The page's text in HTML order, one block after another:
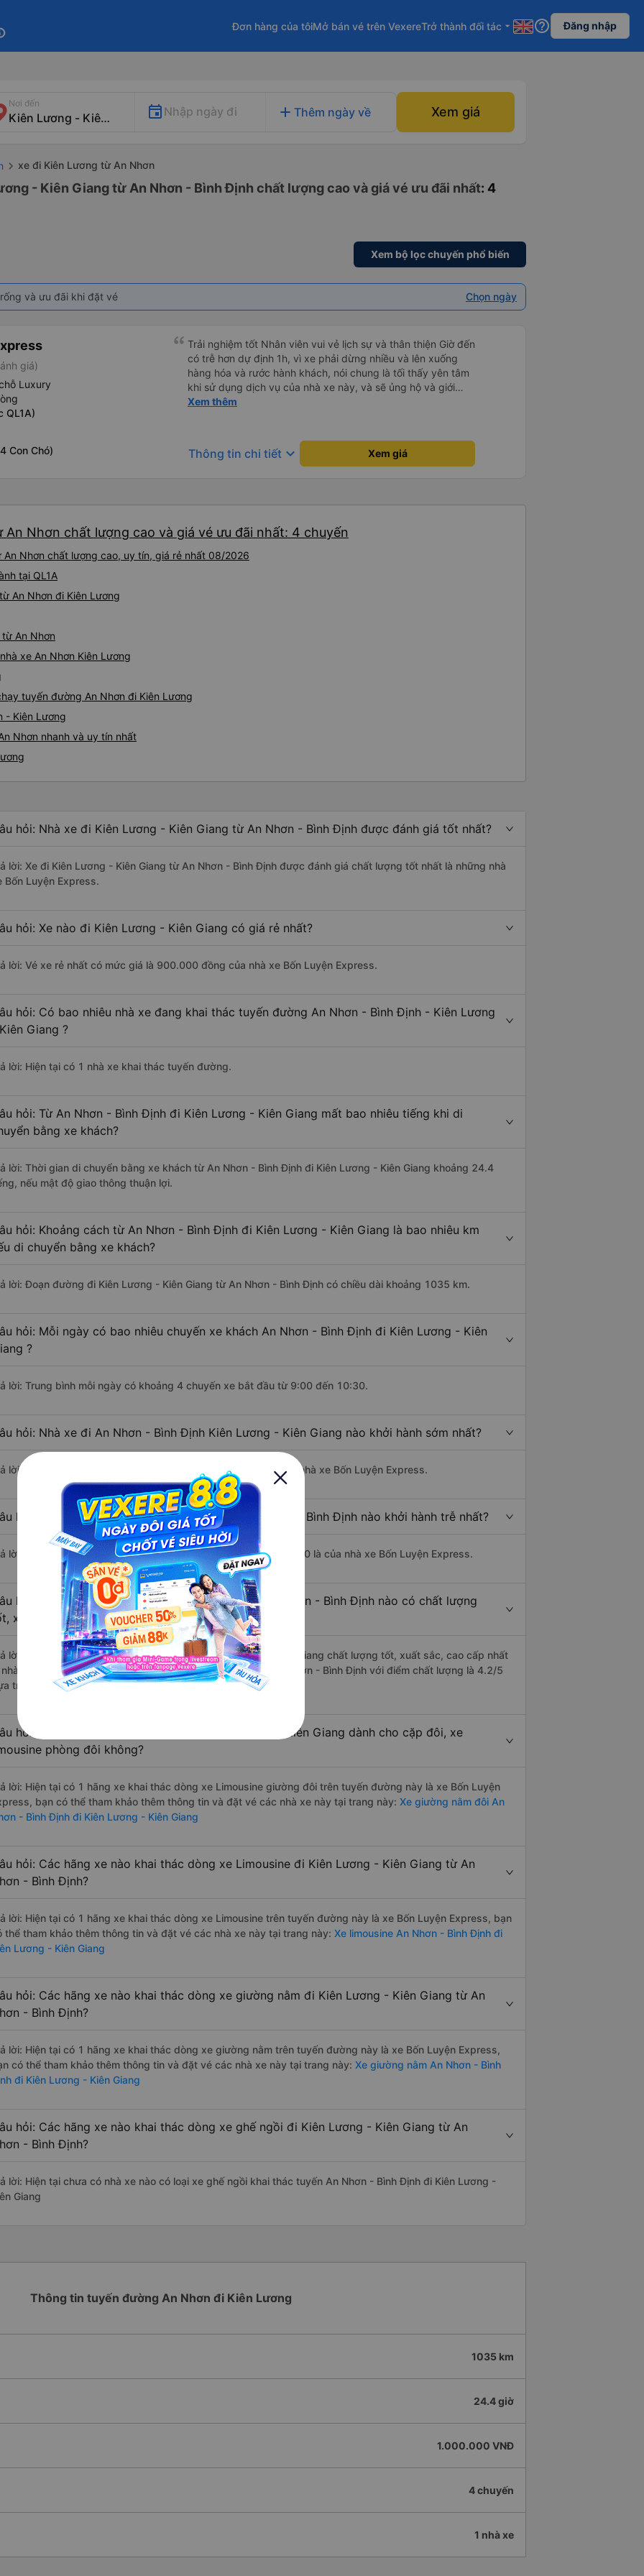
Đơn hàng của tôiMở bán vé trên VexereTrở thành đối tác arrow_drop_down help_outline Đăng nhập
Nơi đến
Nhập ngày đi add Thêm ngày về Xem giá
xe đi Kiên Lương từ An Nhơn
- Kiên Giang từ An Nhơn - Bình Định chất lượng cao và giá vé ưu đãi nhất: 4
Xem bộ lọc chuyến phổ biến
và ưu đãi khi đặt vé Chọn ngày
giá)
Luxury
QL1A)
Con Chó)
Trải nghiệm tốt Nhân viên vui vẻ lịch sự và thân thiện Giờ đến
có trễ hơn dự định 1h, vì xe phải dừng nhiều và lên xuống
hàng hóa và rước hành khách, nói chung là tối thấy yên tâm
khi sử dụng dịch vụ của nhà xe này, và sẽ ủng hộ và giới
thiệu cho người thân sử dụng dịch vụ của nhà xe này
Xem thêm
Thông tin chi tiết keyboard_arrow_down Xem giá
Nhơn chất lượng cao và giá vé ưu đãi nhất: 4 chuyến
Nhơn chất lượng cao, uy tín, giá rẻ nhất 08/2026
tại QL1A
An Nhơn đi Kiên Lương
An Nhơn
xe An Nhơn Kiên Lương
tuyến đường An Nhơn đi Kiên Lương
- Kiên Lương
Nhơn nhanh và uy tín nhất
hỏi: Nhà xe đi Kiên Lương - Kiên Giang từ An Nhơn - Bình Định được đánh giá tốt nhất?
lời: Xe đi Kiên Lương - Kiên Giang từ An Nhơn - Bình Định được đánh giá chất lượng tốt nhất là những nhà
Bốn Luyện Express.
hỏi: Xe nào đi Kiên Lương - Kiên Giang có giá rẻ nhất?
lời: Vé xe rẻ nhất có mức giá là 900.000 đồng của nhà xe Bốn Luyện Express.
hỏi: Có bao nhiêu nhà xe đang khai thác tuyến đường An Nhơn - Bình Định - Kiên Lương
Giang ?
lời: Hiện tại có 1 nhà xe khai thác tuyến đường.
hỏi: Từ An Nhơn - Bình Định đi Kiên Lương - Kiên Giang mất bao nhiêu tiếng khi di
bằng xe khách?
lời: Thời gian di chuyển bằng xe khách từ An Nhơn - Bình Định đi Kiên Lương - Kiên Giang khoảng 24.4
nếu mật độ giao thông thuận lợi.
hỏi: Khoảng cách từ An Nhơn - Bình Định đi Kiên Lương - Kiên Giang là bao nhiêu km
di chuyển bằng xe khách?
lời: Đoạn đường đi Kiên Lương - Kiên Giang từ An Nhơn - Bình Định có chiều dài khoảng 1035 km.
hỏi: Mỗi ngày có bao nhiêu chuyến xe khách An Nhơn - Bình Định đi Kiên Lương - Kiên
?
lời: Trung bình mỗi ngày có khoảng 4 chuyến xe bắt đầu từ 9:00 đến 10:30.
hỏi: Nhà xe đi An Nhơn - Bình Định Kiên Lương - Kiên Giang nào khởi hành sớm nhất?
lời: Chuyến xe có giờ xuất phát sớm nhất vào lúc 9:00 là của nhà xe Bốn Luyện Express.
hỏi: Nhà xe đi Kiên Lương - Kiên Giang từ An Nhơn - Bình Định nào khởi hành trễ nhất?
lời: Chuyến xe có giờ xuất phát trễ (muộn) nhất là vào lúc 10:30 là của nhà xe Bốn Luyện Express.
hỏi: Review xe đi Kiên Lương - Kiên Giang từ An Nhơn - Bình Định nào có chất lượng
xuất sắc, cao cấp nhất?
lời: Những hãng xe đi An Nhơn - Bình Định Kiên Lương - Kiên Giang chất lượng tốt, xuất sắc, cao cấp nhất
nhà xe Bốn Luyện Express đi Kiên Lương - Kiên Giang từ An Nhơn - Bình Định với điểm chất lượng là 4.2/5
trên 543 đánh giá của khách hàng).
hỏi: Có loại xe An Nhơn - Bình Định Kiên Lương - Kiên Giang dành cho cặp đôi, xe
phòng đôi không?
lời: Hiện tại có 1 hãng xe khai thác dòng xe Limousine giường đôi trên tuyến đường này là xe Bốn Luyện
bạn có thể tham khảo thêm thông tin và đặt vé các nhà xe này tại trang này: Xe giường nằm đôi An
- Bình Định đi Kiên Lương - Kiên Giang
hỏi: Các hãng xe nào khai thác dòng xe Limousine đi Kiên Lương - Kiên Giang từ An
- Bình Định?
lời: Hiện tại có 1 hãng xe khai thác dòng xe Limousine trên tuyến đường này là xe Bốn Luyện Express, bạn
thể tham khảo thêm thông tin và đặt vé các nhà xe này tại trang này: Xe limousine An Nhơn - Bình Định đi
Lương - Kiên Giang
hỏi: Các hãng xe nào khai thác dòng xe giường nằm đi Kiên Lương - Kiên Giang từ An
- Bình Định?
lời: Hiện tại có 1 hãng xe khai thác dòng xe giường nằm trên tuyến đường này là xe Bốn Luyện Express,
có thể tham khảo thêm thông tin và đặt vé các nhà xe này tại trang này: Xe giường nằm An Nhơn - Bình
đi Kiên Lương - Kiên Giang
hỏi: Các hãng xe nào khai thác dòng xe ghế ngồi đi Kiên Lương - Kiên Giang từ An
- Bình Định?
lời: Hiện tại chưa có nhà xe nào có loại xe ghế ngồi khai thác tuyến An Nhơn - Bình Định đi Kiên Lương -
Giang
Thông tin tuyến đường An Nhơn đi Kiên Lương
1035 km
24.4 giờ
1.000.000 VNĐ
4 chuyến
1 nhà xe